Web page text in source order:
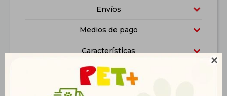

Envíos
Medios de pago
Características